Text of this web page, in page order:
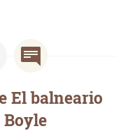
El balneario
Boyle